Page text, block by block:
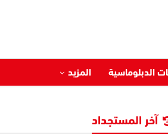
الدبلوماسية المزيد
آخر المستجداد